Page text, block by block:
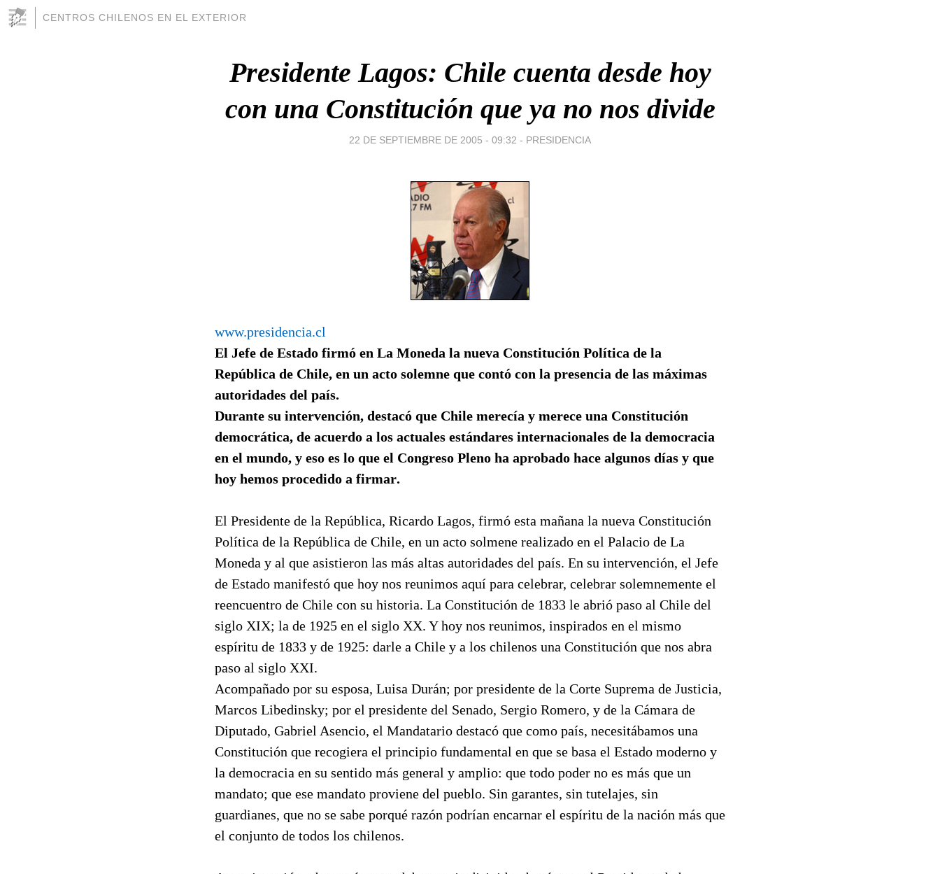
CENTROS CHILENOS EN EL EXTERIOR
Presidente Lagos: Chile cuenta desde hoy
con una Constitución que ya no nos divide
22 DE SEPTIEMBRE DE 2005 - 09:32 - PRESIDENCIA
www.presidencia.cl
El Jefe de Estado firmó en La Moneda la nueva Constitución Política de la
República de Chile, en un acto solemne que contó con la presencia de las máximas
autoridades del país.
Durante su intervención, destacó que Chile merecía y merece una Constitución
democrática, de acuerdo a los actuales estándares internacionales de la democracia
en el mundo, y eso es lo que el Congreso Pleno ha aprobado hace algunos días y que
hoy hemos procedido a firmar.
El Presidente de la República, Ricardo Lagos, firmó esta mañana la nueva Constitución
Política de la República de Chile, en un acto solmene realizado en el Palacio de La
Moneda y al que asistieron las más altas autoridades del país. En su intervención, el Jefe
de Estado manifestó que hoy nos reunimos aquí para celebrar, celebrar solemnemente el
reencuentro de Chile con su historia. La Constitución de 1833 le abrió paso al Chile del
siglo XIX; la de 1925 en el siglo XX. Y hoy nos reunimos, inspirados en el mismo
espíritu de 1833 y de 1925: darle a Chile y a los chilenos una Constitución que nos abra
paso al siglo XXI.
Acompañado por su esposa, Luisa Durán; por presidente de la Corte Suprema de Justicia,
Marcos Libedinsky; por el presidente del Senado, Sergio Romero, y de la Cámara de
Diputado, Gabriel Asencio, el Mandatario destacó que como país, necesitábamos una
Constitución que recogiera el principio fundamental en que se basa el Estado moderno y
la democracia en su sentido más general y amplio: que todo poder no es más que un
mandato; que ese mandato proviene del pueblo. Sin garantes, sin tutelajes, sin
guardianes, que no se sabe porqué razón podrían encarnar el espíritu de la nación más que
el conjunto de todos los chilenos.